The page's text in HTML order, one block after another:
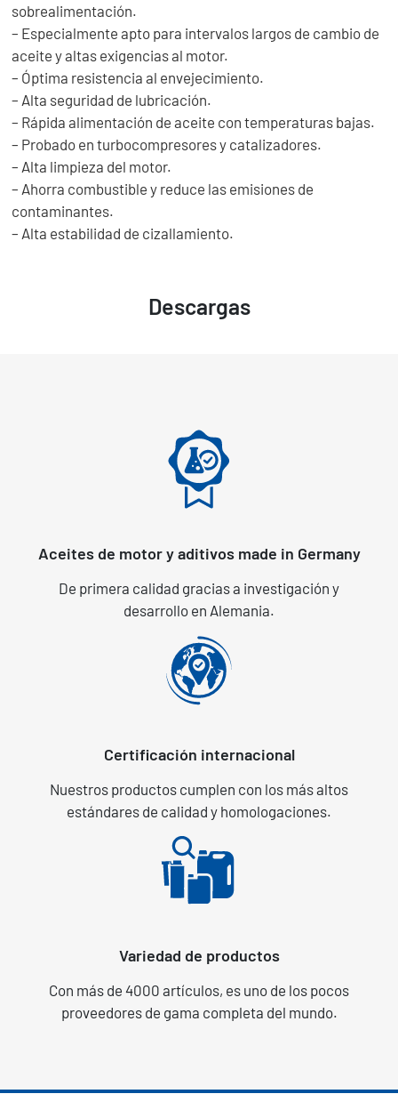
Descargas
sobrealimentación.
– Especialmente apto para intervalos largos de cambio de
aceite y altas exigencias al motor.
– Óptima resistencia al envejecimiento.
– Alta seguridad de lubricación.
– Rápida alimentación de aceite con temperaturas bajas.
– Probado en turbocompresores y catalizadores.
– Alta limpieza del motor.
– Ahorra combustible y reduce las emisiones de
contaminantes.
– Alta estabilidad de cizallamiento.
Aceites de motor y aditivos made in Germany
De primera calidad gracias a investigación y
desarrollo en Alemania.
Certificación internacional
Nuestros productos cumplen con los más altos
estándares de calidad y homologaciones.
Variedad de productos
Con más de 4000 artículos, es uno de los pocos
proveedores de gama completa del mundo.